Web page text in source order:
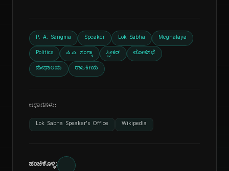
P. A. Sangma Speaker Lok Sabha Meghalaya
Politics ಪಿ.ಎ. ಸಂಗ್ಮಾ ಸ್ಪೀಕರ್ ಲೋಕಸಭೆ
ಮೇಘಾಲಯ ರಾಜಕೀಯ
ಆಧಾರಗಳು:
Lok Sabha Speaker's Office Wikipedia
ಹಂಚಿಕೊಳ್ಳಿ: